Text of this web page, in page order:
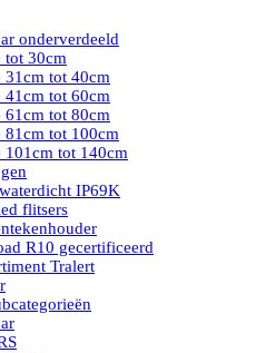
onderverdeeld
tot 30cm
31cm tot 40cm
41cm tot 60cm
61cm tot 80cm
81cm tot 100cm
101cm tot 140cm
IP69K
flitsers
R10 gecertificeerd
Tralert